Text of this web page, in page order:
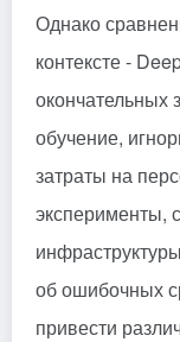
Однако
контексте -
окончательных
обучение,
затраты на
эксперименты,
об ошибочных
привести